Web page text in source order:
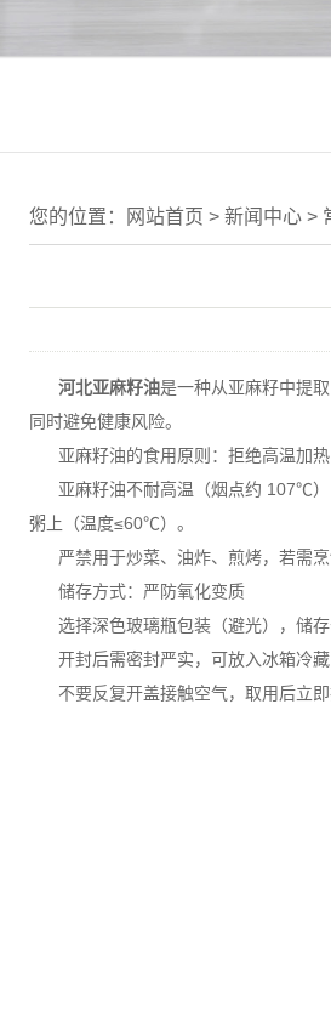
您的位置： 网站首页 > 新闻中心 >
河北亚麻籽油是一种从亚麻籽中提
同时避免健康风险。
亚麻籽油的食用原则：拒绝高温加热
亚麻籽油不耐高温（烟点约 107℃）
粥上（温度≤60℃）。
严禁用于炒菜、油炸、煎烤，若需烹
储存方式：严防氧化变质
选择深色玻璃瓶包装（避光），储存
开封后需密封严实，可放入冰箱冷藏
不要反复开盖接触空气，取用后立即